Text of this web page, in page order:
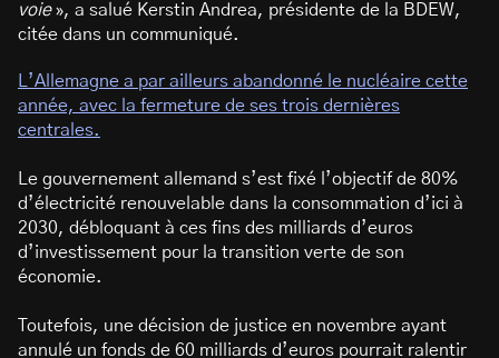
voie», a salué Kerstin Andrea, présidente de la BDEW,
citée dans un communiqué.
L’Allemagne a par ailleurs abandonné le nucléaire cette
année, avec la fermeture de ses trois dernières
centrales.
Le gouvernement allemand s’est fixé l’objectif de 80%
d’électricité renouvelable dans la consommation d’ici à
2030, débloquant à ces fins des milliards d’euros
d’investissement pour la transition verte de son
économie.
Toutefois, une décision de justice en novembre ayant
annulé un fonds de 60 milliards d’euros pourrait ralentir